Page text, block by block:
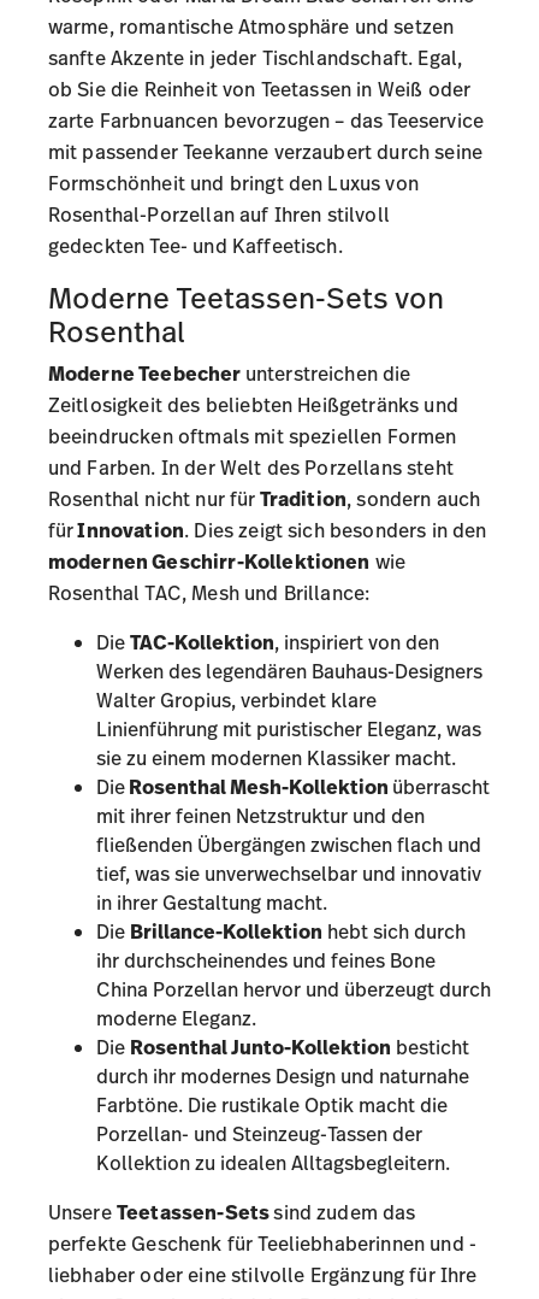
warme, romantische Atmosphäre und setzen
sanfte Akzente in jeder Tischlandschaft. Egal,
ob Sie die Reinheit von Teetassen in Weiß oder
zarte Farbnuancen bevorzugen – das Teeservice
mit passenderTeekanne verzaubert durch seine
Formschönheit und bringt den Luxus von
Rosenthal-Porzellan auf Ihren stilvoll
gedeckten Tee- und Kaffeetisch.
Moderne Teetassen-Sets von
Rosenthal
Moderne Teebecher unterstreichen die
Zeitlosigkeit des beliebten Heißgetränks und
beeindrucken oftmals mit speziellen Formen
und Farben. In der Welt des Porzellans steht
Rosenthal nicht nur fürTradition, sondern auch
fürInnovation. Dies zeigt sich besonders in den
modernen Geschirr-Kollektionen wie
Rosenthal TAC, Mesh und Brillance:
DieTAC-Kollektion, inspiriert von den
Werken des legendären Bauhaus-Designers
Walter Gropius, verbindet klare
Linienführung mit puristischer Eleganz, was
sie zu einem modernen Klassiker macht.
DieRosenthal Mesh-Kollektion überrascht
mit ihrer feinen Netzstruktur und den
fließenden Übergängen zwischen flach und
tief, was sie unverwechselbar und innovativ
in ihrer Gestaltung macht.
Die Brillance-Kollektion hebt sich durch
ihr durchscheinendes und feines Bone
China Porzellanhervor und überzeugt durch
moderne Eleganz.
Die Rosenthal Junto-Kollektion besticht
durch ihr modernes Design und naturnahe
Farbtöne. Die rustikale Optik macht die
Porzellan- und Steinzeug-Tassen der
Kollektion zu idealen Alltagsbegleitern.
UnsereTeetassen-Setssind zudem das
perfekte Geschenk für Teeliebhaberinnen und -
liebhaber oder eine stilvolle Ergänzung für Ihre